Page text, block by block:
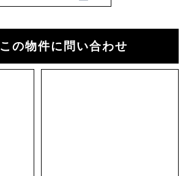
この物件に問い合わせ